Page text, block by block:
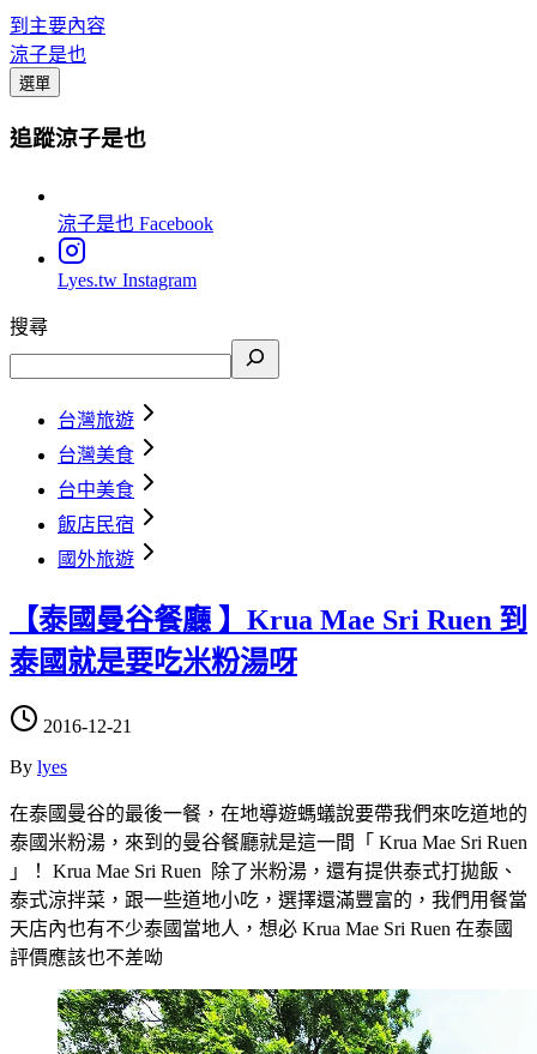
到主要內容
涼子是也
選單
追蹤涼子是也
涼子是也 Facebook
Lyes.tw Instagram
搜尋
台灣旅遊
台灣美食
台中美食
飯店民宿
國外旅遊
【泰國曼谷餐廳 】Krua Mae Sri Ruen 到
泰國就是要吃米粉湯呀
2016-12-21
By lyes
在泰國曼谷的最後一餐，在地導遊螞蟻說要帶我們來吃道地的
泰國米粉湯，來到的曼谷餐廳就是這一間「 Krua Mae Sri Ruen
」！ Krua Mae Sri Ruen 除了米粉湯，還有提供泰式打拋飯、
泰式涼拌菜，跟一些道地小吃，選擇還滿豐富的，我們用餐當
天店內也有不少泰國當地人，想必 Krua Mae Sri Ruen 在泰國
評價應該也不差呦